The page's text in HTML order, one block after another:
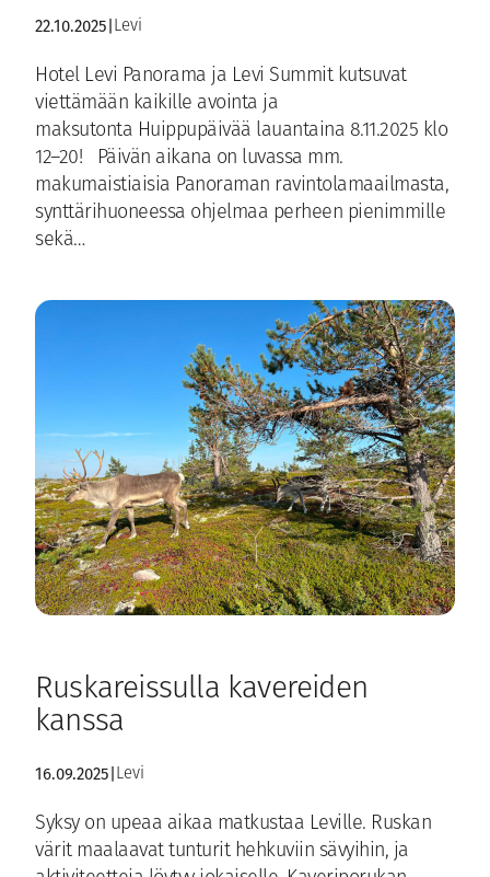
22.10.2025 Levi
Hotel Levi Panorama ja Levi Summit kutsuvat
viettämään kaikille avointa ja
maksutonta Huippupäivää lauantaina 8.11.2025 klo
12–20! Päivän aikana on luvassa mm.
makumaistiaisia Panoraman ravintolamaailmasta,
synttärihuoneessa ohjelmaa perheen pienimmille
sekä…
Ruskareissulla kavereiden
kanssa
16.09.2025 Levi
Syksy on upeaa aikaa matkustaa Leville. Ruskan
värit maalaavat tunturit hehkuviin sävyihin, ja